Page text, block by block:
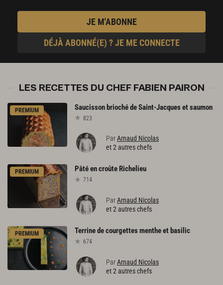
JE M'ABONNE
DÉJÀ ABONNÉ(E) ? JE ME CONNECTE
LES RECETTES DU CHEF FABIEN PAIRON
PREMIUM Saucisson briochédeSaint-Jacquesetsaumon
823
ParArnaud Nicolas
et 2 autres chefs
PREMIUM Pâtéencroûte Richelieu
714
ParArnaud Nicolas
et 2 autres chefs
PREMIUM Terrinedecourgettesmentheet basilic
674
ParArnaud Nicolas
et 2 autres chefs